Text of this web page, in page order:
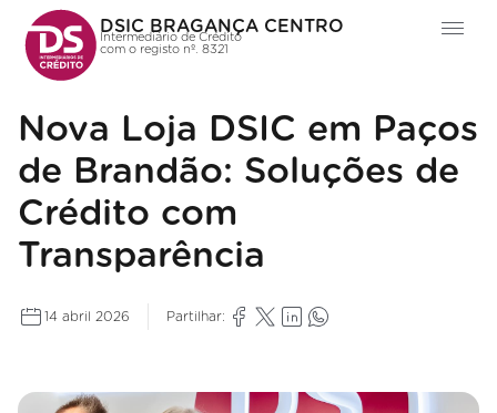
DSIC BRAGANÇA CENTRO
Intermediário de Crédito
com o registo nº. 8321
Nova Loja DSIC em Paços
de Brandão: Soluções de
Crédito com
Transparência
14 abril 2026 Partilhar: